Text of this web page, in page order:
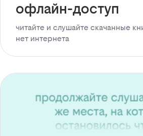
офлайн-доступ
читайте и слушайте скачанные
нет интернета